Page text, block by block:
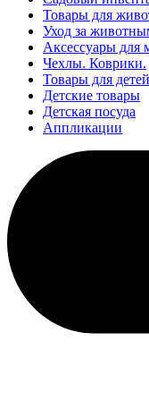
Товары для
Уход за
Аксессуары для
Чехлы. Коврики.
Товары для детей
Детские товары
Детская посуда
Аппликации